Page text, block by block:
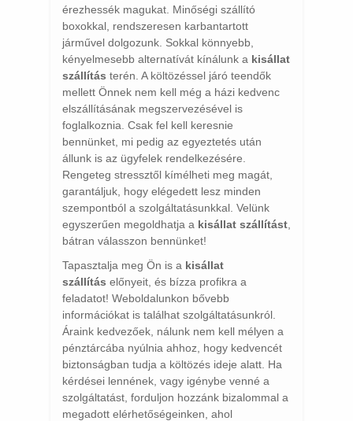
érezhessék magukat. Minőségi szállító
boxokkal, rendszeresen karbantartott
járművel dolgozunk. Sokkal könnyebb,
kényelmesebb alternatívát kínálunk a kisállat
szállítás terén. A költözéssel járó teendők
mellett Önnek nem kell még a házi kedvenc
elszállításának megszervezésével is
foglalkoznia. Csak fel kell keresnie
bennünket, mi pedig az egyeztetés után
állunk is az ügyfelek rendelkezésére.
Rengeteg stressztől kímélheti meg magát,
garantáljuk, hogy elégedett lesz minden
szempontból a szolgáltatásunkkal. Velünk
egyszerűen megoldhatja a kisállat szállítást
bátran válasszon bennünket!
Tapasztalja meg Ön is a kisállat
szállítás előnyeit, és bízza profikra a
feladatot! Weboldalunkon bővebb
információkat is találhat szolgáltatásunkról.
Áraink kedvezőek, nálunk nem kell mélyen a
pénztárcába nyúlnia ahhoz, hogy kedvencét
biztonságban tudja a költözés ideje alatt. Ha
kérdései lennének, vagy igénybe venné a
szolgáltatást, forduljon hozzánk bizalommal a
megadott elérhetőségeinken, ahol